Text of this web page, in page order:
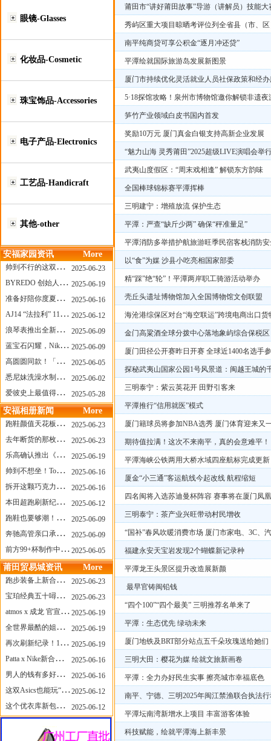
眼镜-Glasses
化妆品-Cosmetic
珠宝饰品-Accessories
电子产品-Electronics
工艺品-Handicraft
其他-other
安福家园资讯 More
帅到不行的这双跑鞋，其实藏着Nike第一位签约跑者的故事
2025-06-23
BYREDO 创始人离任，也带走了那份灵魂感
2025-06-19
准备好陪你度夏，nanamica x Suicoke 新联名来了
2025-06-16
AJ14 “法拉利” 11年后回归，红色超跑气场全开
2025-06-12
浪琴表推出全新先行者系列祖鲁时间1925腕表
2025-06-09
蓝宝石闪耀，Nike Air Max DN8 华丽变身
2025-06-09
高圆圆同款！「赤足New Balance」新联名曝光，铺货了
2025-06-05
悉尼妹洗澡水制成肥皂开启售卖！男粉：这肥皂能吃吗？
2025-06-02
爱彼史上最值得看的大展！揭秘150年传奇制表背后
2025-05-28
安福相册新闻 More
跑鞋颜值天花板？日常也能帅一脸
2025-06-23
去年断货的那枚表， CASIO指环表又要发售了
2025-06-23
乐高确认推出《哥斯拉》积木，这设计也太酷了！
2025-06-19
帅到不想坐！Tom Sachs x Helinox 这把露营椅太炸了
2025-06-16
拆开这颗巧克力，居然是皮卡丘？
2025-06-16
本田超跑刷新纪录了！700万元成交价
2025-06-12
跑鞋也要够潮！昂跑 x Slam Jam 联名即将发售
2025-06-09
奔驰高管亲口承认：电动G级，完全失败了！
2025-06-09
前方99+杯制作中！「爷爷不泡茶」苹果狗、桃桃喵，今夏顶流潮饮！
2025-06-05
莆田贸易城资讯 More
跑步装备上新合集，最近有什么可以关注的呢？
2025-06-23
宝珀经典五十噚家族再添新员 适配所有腕围的38mm小表径腕表亮相
2025-06-23
atmos x 成龙 官宣，《警察故事》联名短袖公布！
2025-06-19
全世界最酷的姐姐，和Nike联名的鞋要来了！
2025-06-19
再次刷新纪录！14只 LABUBU 共拍出240万元
2025-06-19
Patta x Nike新合作提前泄露，这次的服饰周边也有亮点？
2025-06-16
男人的钱有多好赚？四个大学生创业卖短裤，年销8个亿！
2025-06-16
这双Asics也能玩“牛仔感”？TOGA联名即将登场！
2025-06-12
这个优衣库新包，能火起来吗？
2025-06-12
莆田市“讲好莆田故事”导游（讲解员）技能大
秀屿区重大项目晾晒考评位列全省县（市、
南平纯商贷可享公积金“逐月冲还贷”
平潭绘就国际旅游岛发展新图景
厦门市持续优化灵活就业人员社保政策和经
5·18探馆攻略！泉州市博物馆邀你解锁非遗
笋竹产业领域白皮书国内首发
奖励10万元 厦门真金白银支持高新企业发展
“魅力山海 灵秀莆田”2025超级LIVE演唱会举
武夷山度假区：“周末戏相逢” 解锁东方韵味
全国棒球锦标赛平潭挥棒
三明建宁：增殖放流 保护生态
平潭：严查“缺斤少两” 确保“秤准量足”
平潭消防多举措护航旅游旺季民宿客栈消防
以“食”为媒 沙县小吃亮相国家部委
精“踩”绝“轮”！平潭两岸职工骑游活动举办
壳丘头遗址博物馆加入全国博物馆文创联盟
海沧港综保区对台“海空联运”跨境电商出口货
金门高粱酒全球分拨中心落地象屿综合保税区
厦门田径公开赛昨日开赛 全球近1400名选手
探秘武夷山国家公园1号风景道：闽越王城的
三明泰宁：紫云英花开 田野引客来
平潭推行“信用就医”模式
厦门籍球员将参加NBA选秀 厦门体育迎来又
期待值拉满！这次不来南平，真的会意难平！
平潭海峡公铁两用大桥水域四座航标完成更新
厦金“小三通”客运航线今起改线 航程缩短
四名闽将入选苏迪曼杯阵容 赛事将在厦门凤
三明泰宁：茶产业兴旺带动村民增收
“国补”春风吹暖消费市场 厦门市家电、3C、
福建永安天宝岩发现2个蝴蝶新记录种
平潭龙王头景区提升改造展新颜
最早官铸闽铅钱
“四个100”“四个最美” 三明推荐名单来了
平潭：生态优先 绿动未来
厦门地铁及BRT部分站点五千朵玫瑰送给她们
三明大田：樱花为媒 绘就文旅新画卷
平潭：全力办好民生实事 擦亮城市幸福底色
南平、宁德、三明2025年闽江禁渔联合执法
平潭坛南湾新增水上项目 丰富游客体验
科技赋能，绘就平潭海上新丰景